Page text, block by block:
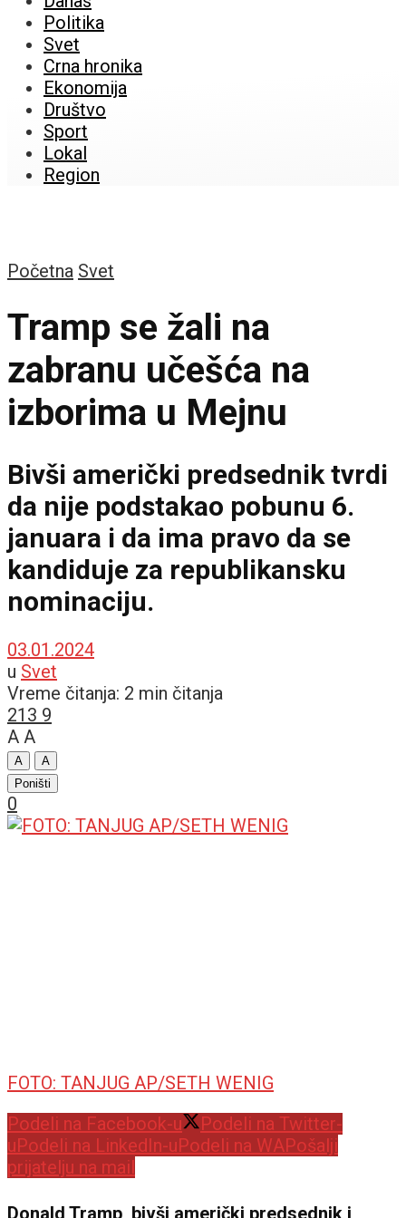
Politika
Svet
Crna hronika
Ekonomija
Društvo
Sport
Lokal
Region
Početna Svet
Tramp se žali na
zabranu učešća na
izborima u Mejnu
Bivši američki predsednik tvrdi
da nije podstakao pobunu 6.
januara i da ima pravo da se
kandiduje za republikansku
nominaciju.
03.01.2024
u Svet
Vreme čitanja: 2 min čitanja
213 9
A A
A
A
Poništi
0
FOTO: TANJUG AP/SETH WENIG
Podeli na Facebook-u
Podeli na Twitter-
uPodeli na LinkedIn-uPodeli na WAPošalji
prijatelju na mail
Donald Tramp, bivši američki predsednik i